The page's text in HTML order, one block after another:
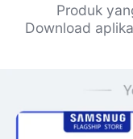
Produk
Download